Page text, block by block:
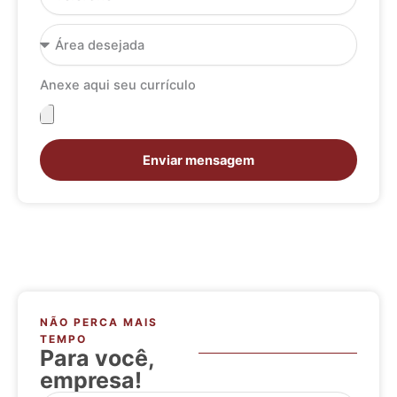
Área
desejada
Anexe aqui seu currículo
Anexe
seu
currículo
Enviar mensagem
NÃO PERCA MAIS
TEMPO
Para você,
empresa!